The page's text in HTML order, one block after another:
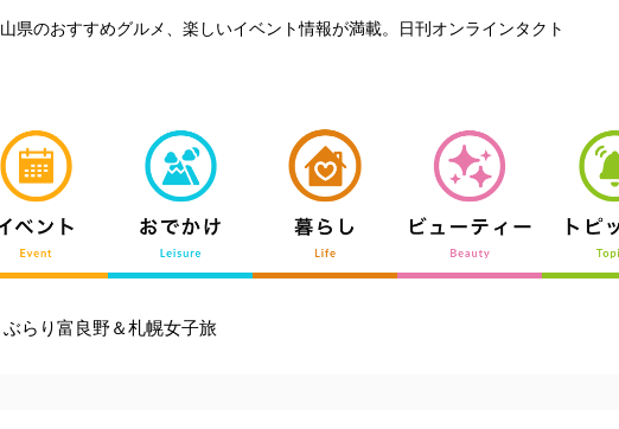
県のおすすめグルメ、楽しいイベント情報が満載。日刊オンラインタクト
らり富良野＆札幌女子旅